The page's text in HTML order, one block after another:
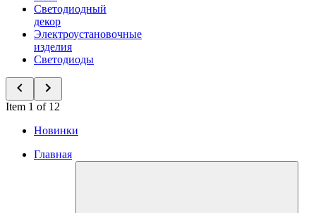
Светодиодный
декор
Электроустановочные
изделия
Светодиоды
Item 1 of 12
Новинки
Главная